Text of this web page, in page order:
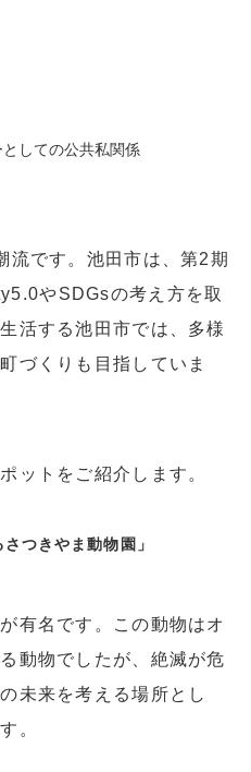
しての公共私関係
です。池田市は、第2期
やSDGsの考え方を取
活する池田市では、多様
づくりも目指していま
ットをご紹介します。
つきやま動物園」
有名です。この動物はオ
動物でしたが、絶滅が危
未来を考える場所とし
。